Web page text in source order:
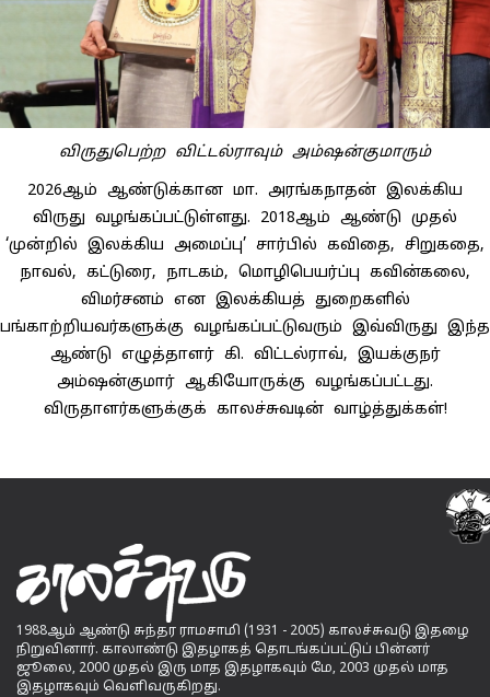
விருதுபெற்ற விட்டல்ராவும் அம்ஷன்குமாரும்
2026ஆம் ஆண்டுக்கான மா. அரங்கநாதன் இலக்கிய
விருது வழங்கப்பட்டுள்ளது. 2018ஆம் ஆண்டு முதல்
‘முன்றில் இலக்கிய அமைப்பு’ சார்பில் கவிதை, சிறுகதை,
நாவல், கட்டுரை, நாடகம், மொழிபெயர்ப்பு கவின்கலை,
விமர்சனம் என இலக்கியத் துறைகளில்
பங்காற்றியவர்களுக்கு வழங்கப்பட்டுவரும் இவ்விருது இந்த
ஆண்டு எழுத்தாளர் கி. விட்டல்ராவ், இயக்குநர்
அம்ஷன்குமார் ஆகியோருக்கு வழங்கப்பட்டது.
விருதாளர்களுக்குக் காலச்சுவடின் வாழ்த்துக்கள்!
1988ஆம் ஆண்டு சுந்தர ராமசாமி (1931 - 2005) காலச்சுவடு இதழை
நிறுவினார். காலாண்டு இதழாகத் தொடங்கப்பட்டுப் பின்னர்
ஜூலை, 2000 முதல் இரு மாத இதழாகவும் மே, 2003 முதல் மாத
இதழாகவும் வெளிவருகிறது.